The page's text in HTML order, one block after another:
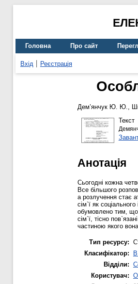
Головна Про сайт
Вхід Реєстрація
Дем’янчук Ю. Ю.,
Текст
Анотація
Сьогодні кожна
Все більшого
а розлучення стає
сім`ї як
обумовлено тим, що
сім`ї, тісно
частиною якого
Тип ресурсу:
Класифікатор:
Відділи:
Користувач: